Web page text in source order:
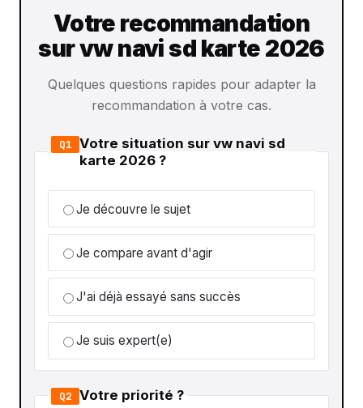
Votre recommandation
sur vw navi sd karte 2026
Quelques questions rapides pour adapter la
recommandation à votre cas.
Q1 Votre situation sur vw navi sd
karte 2026 ?
Je découvre le sujet
Je compare avant d'agir
J'ai déjà essayé sans succès
Je suis expert(e)
Q2 Votre priorité ?